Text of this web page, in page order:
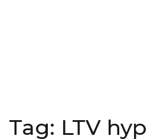
Tag: LTV